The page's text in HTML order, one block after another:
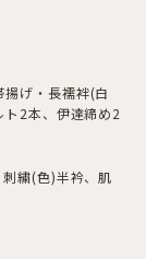
げ・長襦袢(白
2本、伊達締め2
繍(色)半衿、肌